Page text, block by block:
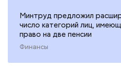
Минтруд предложил
число категорий лиц,
право на две пенсии
Финансы